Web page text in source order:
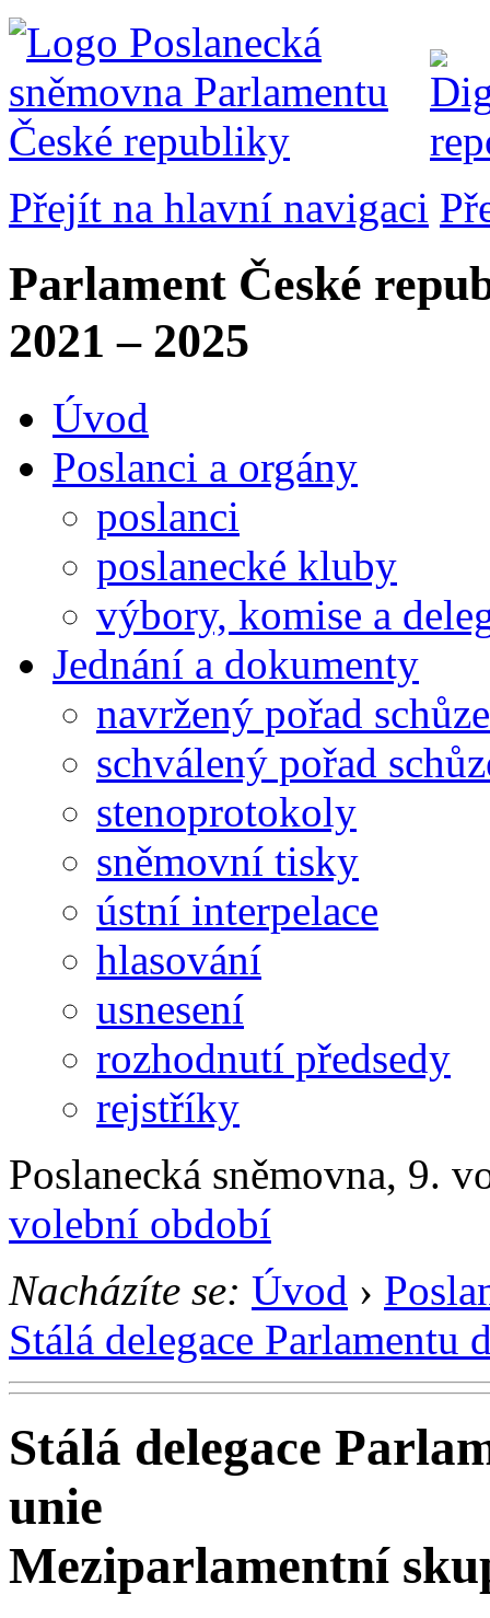
Přejít na hlavní navigaci
Parlament České
2021 – 2025
Úvod
Poslanci a orgány
poslanci
poslanecké kluby
výbory, komise a
Jednání a dokumenty
navržený pořad schůze
schválený pořad
stenoprotokoly
sněmovní tisky
ústní interpelace
hlasování
usnesení
rozhodnutí předsedy
rejstříky
Poslanecká sněmovna, 9.
volební období
Nacházíte se: Úvod ›
Stálá delegace
Stálá delegace
unie
Meziparlamentní